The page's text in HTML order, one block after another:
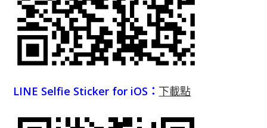
LINE Selfie Sticker for iOS： 下載點